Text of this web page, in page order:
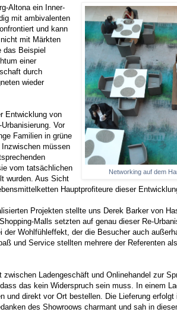
Networking auf dem
Altona ein Inner-
mit ambivalenten
und kann
mit Märkten
das Beispiel
einer
durch
wieder
Entwicklung von
Vor
Familien in grüne
müssen
vom tatsächlichen
wurden. Aus Sicht
Hauptprofiteure dieser
Projekten stellte uns Derek Barker von
Malls setzten auf genau dieser Re-
der Wohlfühleffekt, der die Besucher auch
und Service stellten mehrere der Referenten
zwischen Ladengeschäft und Onlinehandel zur
das kein Widerspruch sein muss. In einem
und direkt vor Ort bestellen. Die Lieferung erfolgt
des Showroows charmant und sah in